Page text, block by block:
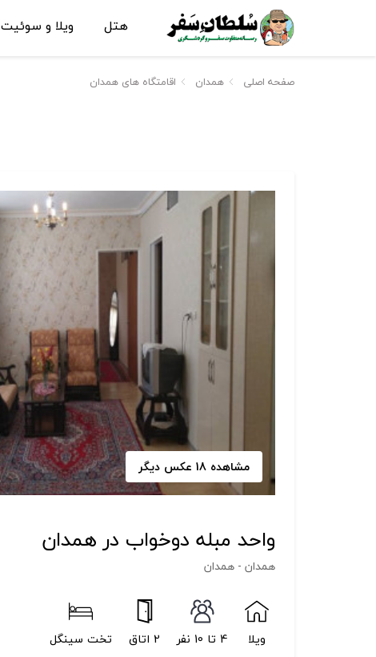
هتل ویلا و سوئیت
صفحه اصلی همدان اقامتگاه های همدان
مشاهده 18 عکس دیگر
واحد مبله دوخواب در همدان
همدان - همدان
ویلا 4 تا 10 نفر 2 اتاق تخت سینگل